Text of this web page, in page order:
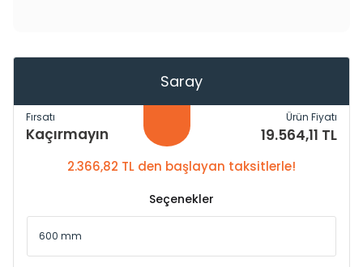
Saray
Fırsatı
Kaçırmayın
Ürün Fiyatı
19.564,11 TL
2.366,82 TL den başlayan taksitlerle!
Seçenekler